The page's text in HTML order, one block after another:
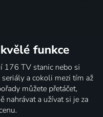
funkce
176 TV stanic nebo si
a cokoli mezi tím až
můžete přetáčet,
nahrávat a užívat si je za